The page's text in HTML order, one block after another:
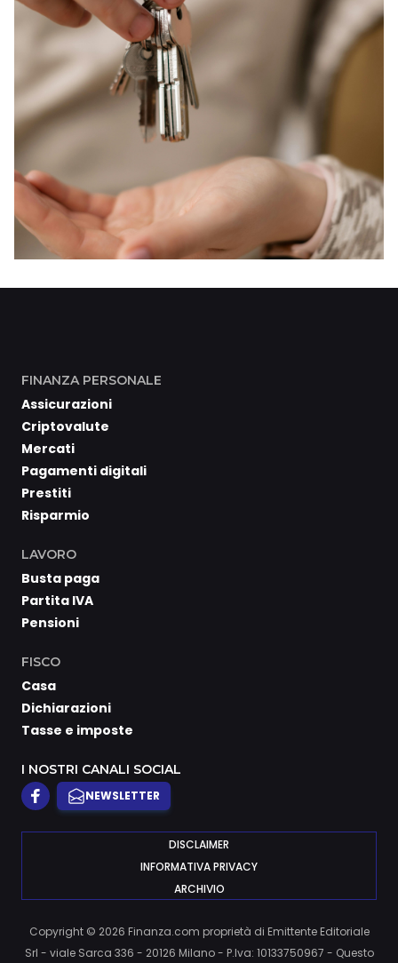
FINANZA PERSONALE
Assicurazioni
Criptovalute
Mercati
Pagamenti digitali
Prestiti
Risparmio
LAVORO
Busta paga
Partita IVA
Pensioni
FISCO
Casa
Dichiarazioni
Tasse e imposte
I NOSTRI CANALI SOCIAL
NEWSLETTER
DISCLAIMER
INFORMATIVA PRIVACY
ARCHIVIO
Copyright © 2026 Finanza.com proprietà di Emittente Editoriale
Srl - viale Sarca 336 - 20126 Milano - P.Iva: 10133750967 - Questo